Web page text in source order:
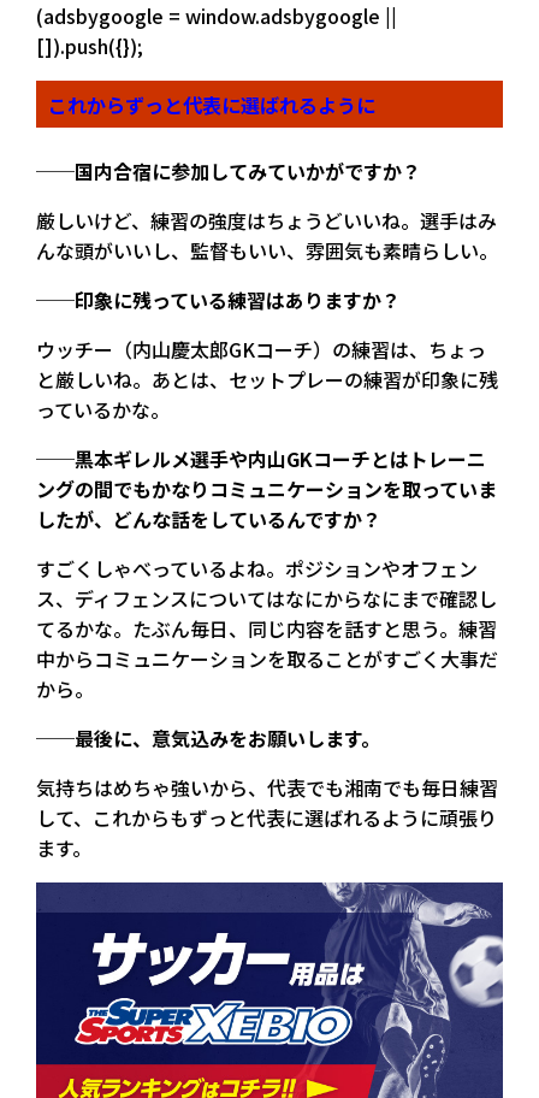
(adsbygoogle = window.adsbygoogle ||
[]).push({});
これからずっと代表に選ばれるように
──国内合宿に参加してみていかがですか？
厳しいけど、練習の強度はちょうどいいね。選手はみ
んな頭がいいし、監督もいい、雰囲気も素晴らしい。
──印象に残っている練習はありますか？
ウッチー（内山慶太郎GKコーチ）の練習は、ちょっ
と厳しいね。あとは、セットプレーの練習が印象に残
っているかな。
──黒本ギレルメ選手や内山GKコーチとはトレーニ
ングの間でもかなりコミュニケーションを取っていま
したが、どんな話をしているんですか？
すごくしゃべっているよね。ポジションやオフェン
ス、ディフェンスについてはなにからなにまで確認し
てるかな。たぶん毎日、同じ内容を話すと思う。練習
中からコミュニケーションを取ることがすごく大事だ
から。
──最後に、意気込みをお願いします。
気持ちはめちゃ強いから、代表でも湘南でも毎日練習
して、これからもずっと代表に選ばれるように頑張り
ます。